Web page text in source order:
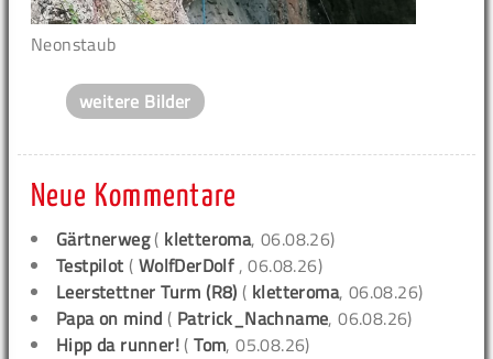
Neonstaub
weitere Bilder
Neue Kommentare
Gärtnerweg( kletteroma, 06.08.26)
Testpilot ( WolfDerDolf , 06.08.26)
Leerstettner Turm (R8) ( kletteroma, 06.08.26)
Papa on mind ( Patrick_Nachname, 06.08.26)
Hipp da runner! (Tom, 05.08.26)